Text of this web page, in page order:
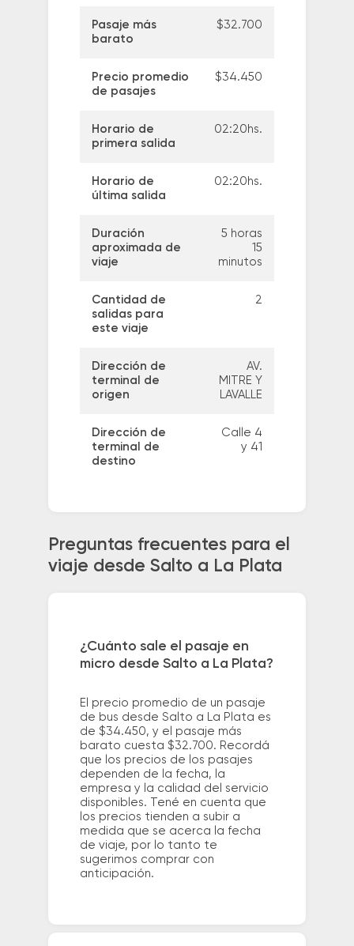
Pasaje más
barato
$32.700
Precio promedio
de pasajes
$34.450
Horario de
primera salida
02:20hs.
Horario de
última salida
02:20hs.
Duración
aproximada de
viaje
5 horas
15
minutos
Cantidad de
salidas para
este viaje
2
Dirección de
terminal de
origen
AV.
MITRE Y
LAVALLE
Dirección de
terminal de
destino
Calle 4
y 41
Preguntas frecuentes para el
viaje desde Salto a La Plata
¿Cuánto sale el pasaje en
micro desde Salto a La Plata?
El precio promedio de un pasaje
de bus desde Salto a La Plata es
de $34.450, y el pasaje más
barato cuesta $32.700. Recordá
que los precios de los pasajes
dependen de la fecha, la
empresa y la calidad del servicio
disponibles. Tené en cuenta que
los precios tienden a subir a
medida que se acerca la fecha
de viaje, por lo tanto te
sugerimos comprar con
anticipación.